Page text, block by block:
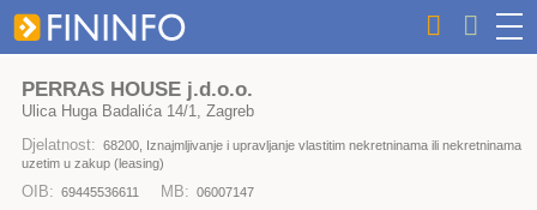
PERRAS HOUSE j.d.o.o.
Ulica Huga Badalića 14/1, Zagreb
Djelatnost: 68200, Iznajmljivanje i upravljanje vlastitim nekretninama ili nekretninama
uzetim u zakup (leasing)
OIB: 69445536611 MB: 06007147